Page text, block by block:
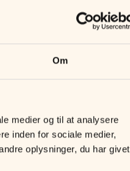
Om
medier og til at analysere
inden for sociale medier,
oplysninger, du har givet